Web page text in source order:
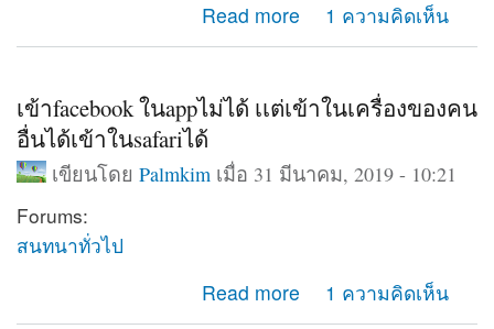
Read more
about เข้าสู่ระบบของเฟสบุ้คไม่ได้ค่ะเนื่องจากตั้งรหัสยืนยัน
สองชั้น
1 ความคิดเห็น
เข้าfacebook ในappไม่ได้ เเต่เข้าในเครื่องของคน
อื่นได้เข้าในsafariได้
เขียนโดย Palmkim เมื่อ 31 มีนาคม, 2019 - 10:21
Forums:
สนทนาทั่วไป
Read more
about เข้าfacebook ในappไม่ได้ เเต่เข้าในเครื่องของคน
อื่นได้เข้าในsafariได้
1 ความคิดเห็น